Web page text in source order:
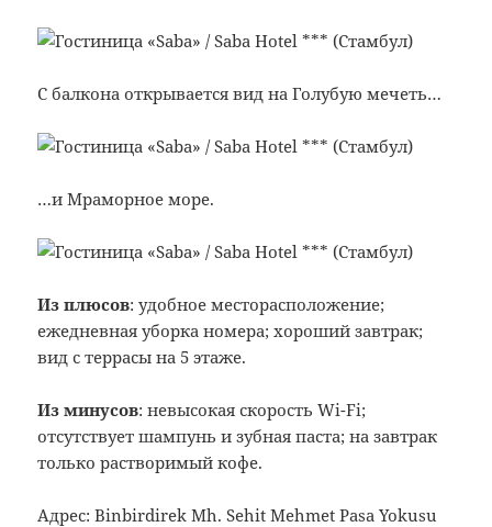
С балкона открывается вид на Голубую мечеть…
…и Мраморное море.
Из плюсов: удобное месторасположение;
ежедневная уборка номера; хороший завтрак;
вид с террасы на 5 этаже.
Из минусов: невысокая скорость Wi-Fi;
отсутствует шампунь и зубная паста; на завтрак
только растворимый кофе.
Адрес: Binbirdirek Mh. Sehit Mehmet Pasa Yokusu